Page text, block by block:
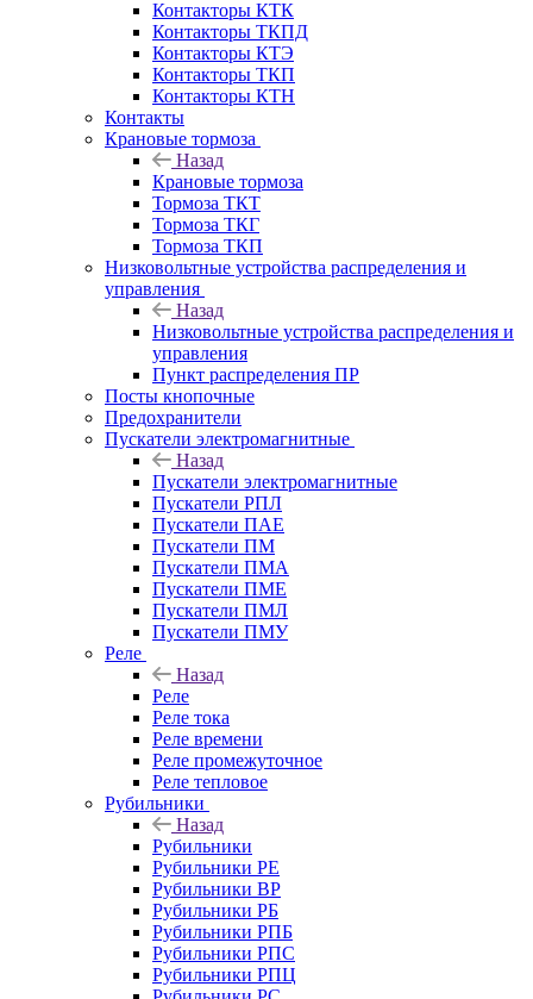
Контакторы КТК
Контакторы ТКПД
Контакторы КТЭ
Контакторы ТКП
Контакторы КТН
Контакты
Крановые тормоза
Назад
Крановые тормоза
Тормоза ТКТ
Тормоза ТКГ
Тормоза ТКП
Низковольтные устройства распределения и
управления
Назад
Низковольтные устройства распределения и
управления
Пункт распределения ПР
Посты кнопочные
Предохранители
Пускатели электромагнитные
Назад
Пускатели электромагнитные
Пускатели РПЛ
Пускатели ПАЕ
Пускатели ПМ
Пускатели ПМА
Пускатели ПМЕ
Пускатели ПМЛ
Пускатели ПМУ
Реле
Назад
Реле
Реле тока
Реле времени
Реле промежуточное
Реле тепловое
Рубильники
Назад
Рубильники
Рубильники РЕ
Рубильники ВР
Рубильники РБ
Рубильники РПБ
Рубильники РПС
Рубильники РПЦ